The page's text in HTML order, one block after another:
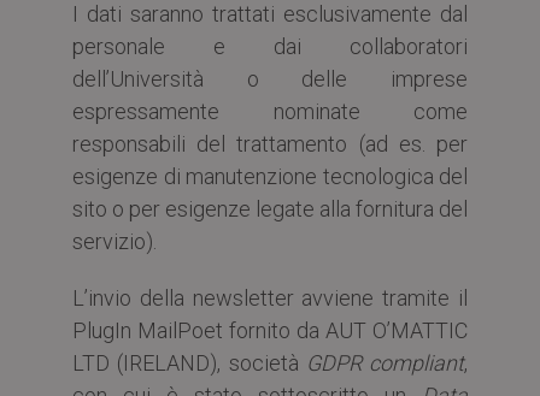
I dati saranno trattati esclusivamente dal
personale e dai collaboratori
dell’Università o delle imprese
espressamente nominate come
responsabili del trattamento (ad es. per
esigenze di manutenzione tecnologica del
sito o per esigenze legate alla fornitura del
servizio).
L’invio della newsletter avviene tramite il
PlugIn MailPoet fornito da AUT O’MATTIC
LTD (IRELAND), società GDPR compliant,